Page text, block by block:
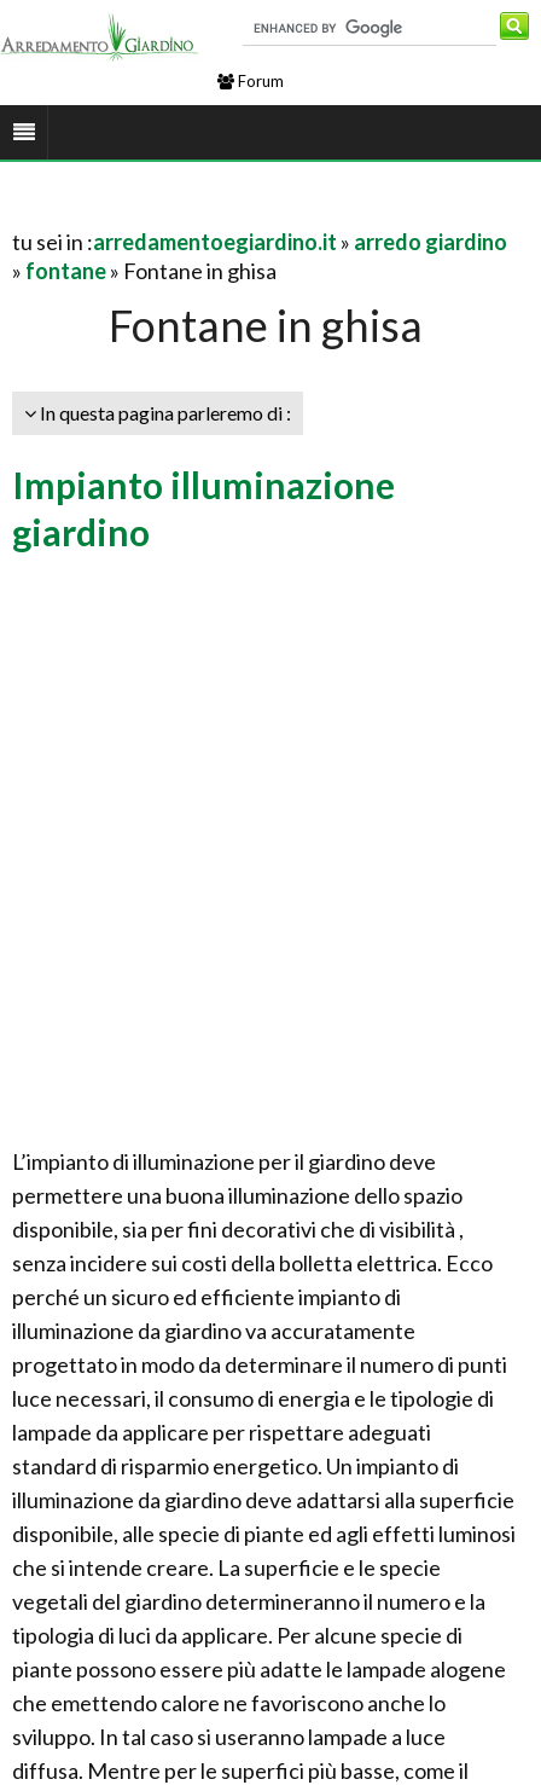
Forum
tu sei in :arredamentoegiardino.it » arredo giardino
» fontane» Fontane in ghisa
Fontane in ghisa
In questa pagina parleremo di :
Impianto illuminazione
giardino
L’impianto di illuminazione per il giardino deve
permettere una buona illuminazione dello spazio
disponibile, sia per fini decorativi che di visibilità ,
senza incidere sui costi della bolletta elettrica. Ecco
perché un sicuro ed efficiente impianto di
illuminazione da giardino va accuratamente
progettato in modo da determinare il numero di punti
luce necessari, il consumo di energia e le tipologie di
lampade da applicare per rispettare adeguati
standard di risparmio energetico. Un impianto di
illuminazione da giardino deve adattarsi alla superficie
disponibile, alle specie di piante ed agli effetti luminosi
che si intende creare. La superficie e le specie
vegetali del giardino determineranno il numero e la
tipologia di luci da applicare. Per alcune specie di
piante possono essere più adatte le lampade alogene
che emettendo calore ne favoriscono anche lo
sviluppo. In tal caso si useranno lampade a luce
diffusa. Mentre per le superfici più basse, come il